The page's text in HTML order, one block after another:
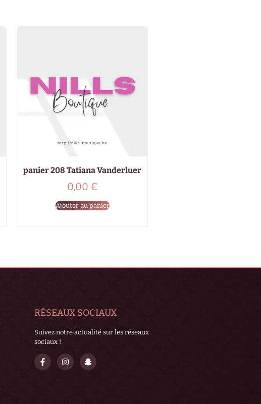
panier 208 Tatiana Vanderluer
0,00 €
Ajouter au panier
RÉSEAUX SOCIAUX
Suivez notre actualité sur les réseaux
sociaux !